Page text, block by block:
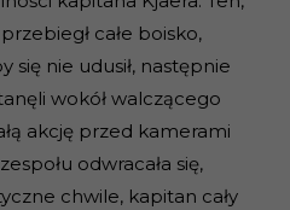
całe boisko,
się nie udusił, następnie
wokół walczącego
akcję przed kamerami
odwracała się,
chwile, kapitan cały